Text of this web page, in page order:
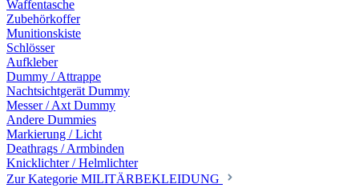
Waffentasche
Zubehörkoffer
Munitionskiste
Schlösser
Aufkleber
Dummy / Attrappe
Nachtsichtgerät Dummy
Messer / Axt Dummy
Andere Dummies
Markierung / Licht
Deathrags / Armbinden
Knicklichter / Helmlichter
Zur Kategorie MILITÄRBEKLEIDUNG